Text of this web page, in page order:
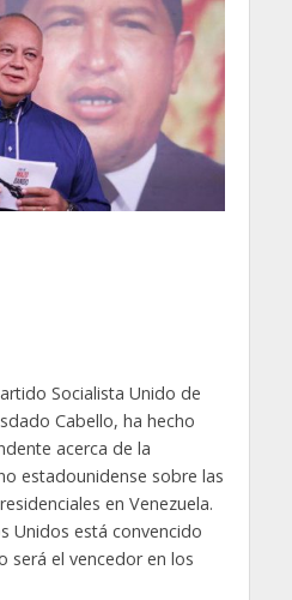
Socialista Unido de
Cabello, ha hecho
acerca de la
estadounidense sobre las
en Venezuela.
Unidos está convencido
será el vencedor en los